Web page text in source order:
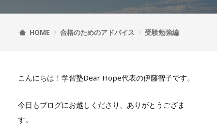
HOME 合格のためのアドバイス 受験勉強編
こんにちは！学習塾Dear Hope代表の伊藤智子です。
今日もブログにお越しくださり、ありがとうござま
す。